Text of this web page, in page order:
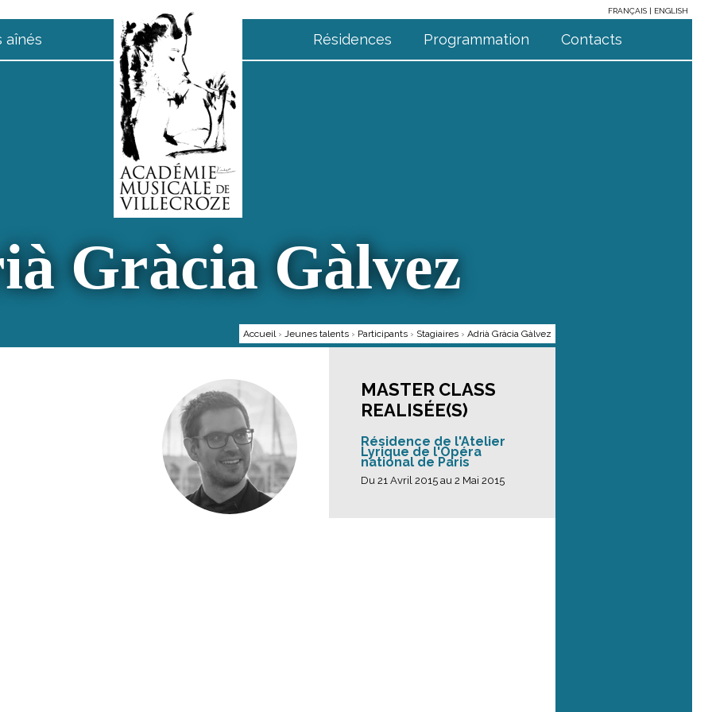
FRANÇAIS
ENGLISH
aînés Résidences Programmation Contacts
Gràcia Gàlvez
Accueil › Jeunes talents › Participants › Stagiaires › Adrià Gràcia Gàlvez
MASTER CLASS
REALISÉE(S)
Résidence de l'Atelier
Lyrique de l'Opéra
national de Paris
Du 21 Avril 2015 au 2 Mai 2015